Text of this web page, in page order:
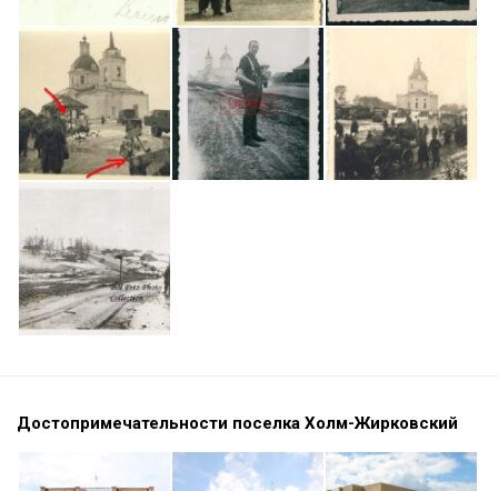
Достопримечательности поселка Холм-Жирковский